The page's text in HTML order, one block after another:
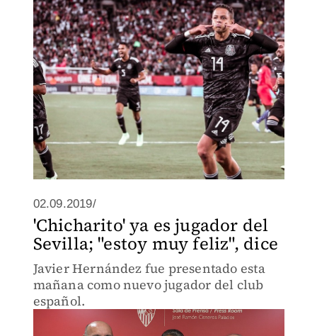
02.09.2019/
'Chicharito' ya es jugador del
Sevilla; "estoy muy feliz", dice
Javier Hernández fue presentado esta
mañana como nuevo jugador del club
español.